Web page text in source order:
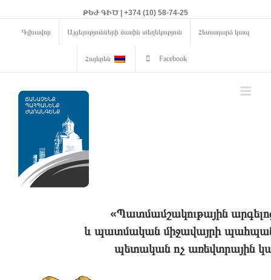
ԹԵԺ ԳԻԾ | +374 (10) 58-74-25
Գլխավոր Այցելությունների մասին տեղեկություն Հետադարձ կապ
Հայերեն Facebook
«Պատմամշակութային
և պատմական միջավայրի
պետական ոչ առեվտրային